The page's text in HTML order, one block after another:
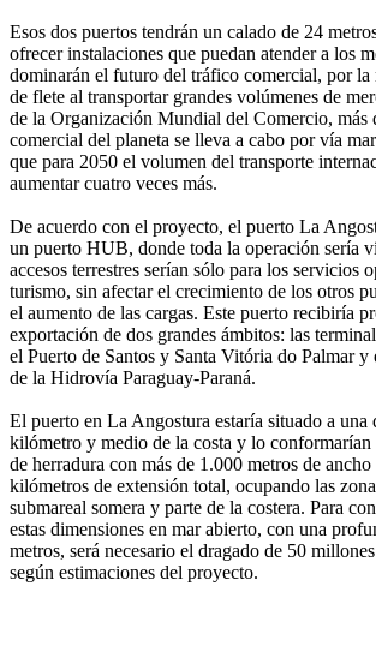
Esos dos puertos tendrán un calado de 24
ofrecer instalaciones que puedan atender a los
dominarán el futuro del tráfico comercial, por la
de flete al transportar grandes volúmenes de
de la Organización Mundial del Comercio,
comercial del planeta se lleva a cabo por vía
que para 2050 el volumen del transporte
aumentar cuatro veces más.
De acuerdo con el proyecto, el puerto La
un puerto HUB, donde toda la operación sería
accesos terrestres serían sólo para los servicios
turismo, sin afectar el crecimiento de los otros
el aumento de las cargas. Este puerto recibiría
exportación de dos grandes ámbitos: las
el Puerto de Santos y Santa Vitória do Palmar y
de la Hidrovía Paraguay-Paraná.
El puerto en La Angostura estaría situado a una
kilómetro y medio de la costa y lo conformarían
de herradura con más de 1.000 metros de
kilómetros de extensión total, ocupando las
submareal somera y parte de la costera. Para
estas dimensiones en mar abierto, con una
metros, será necesario el dragado de 50
según estimaciones del proyecto.